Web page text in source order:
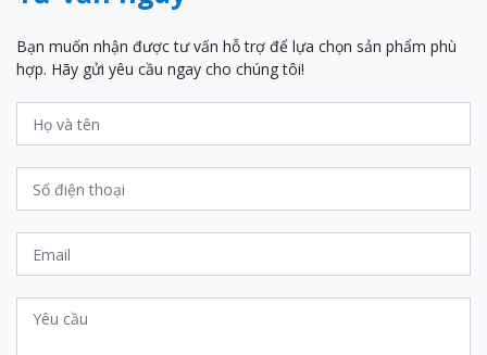
Bạn muốn nhận được tư vấn hỗ trợ để lựa chọn sản phẩm phù
hợp. Hãy gửi yêu cầu ngay cho chúng tôi!